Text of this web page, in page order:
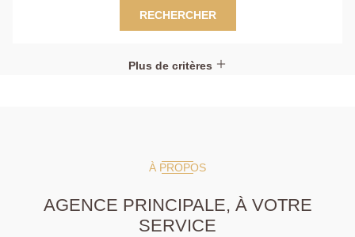
RECHERCHER
Plus de critères
À PROPOS
AGENCE PRINCIPALE, À VOTRE
SERVICE